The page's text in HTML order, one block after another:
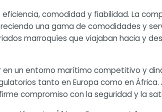
comodidad y fiabilidad. La
una gama de comodidades y
marroquíes que viajaban hacia y
un entorno marítimo competitivo y
tanto en Europa como en
compromiso con la seguridad y la